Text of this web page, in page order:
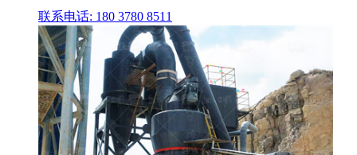
联系电话: 180 3780 8511